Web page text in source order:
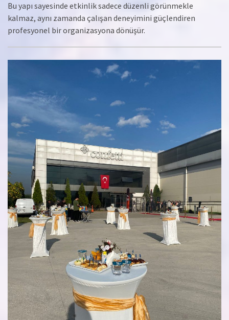
Bu yapı sayesinde etkinlik sadece düzenli görünmekle
kalmaz, aynı zamanda çalışan deneyimini güçlendiren
profesyonel bir organizasyona dönüşür.